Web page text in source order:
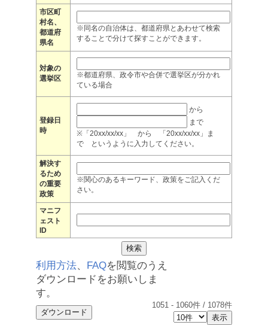
市区町
村名、
都道府
県名
※同名の自治体は、都道府県とあわせて検索
することで分けて探すことができます。
対象の
選挙区
※都道府県、政令市や合併で選挙区が分かれ
ている場合
登録日
時
から
まで
※「20xx/xx/xx」 から 「20xx/xx/xx」ま
で というように入力してください。
解決す
るため
の重要
政策
※関心のあるキーワード、政策をご記入くだ
さい。
マニフ
ェスト
ID
利用方法、 FAQを閲覧のうえ
ダウンロードをお願いしま
す。
1051 - 1060件 / 1078件